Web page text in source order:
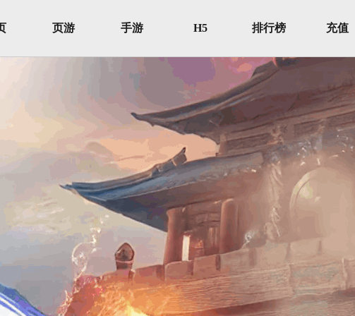
页游 手游 H5 排行榜 充值